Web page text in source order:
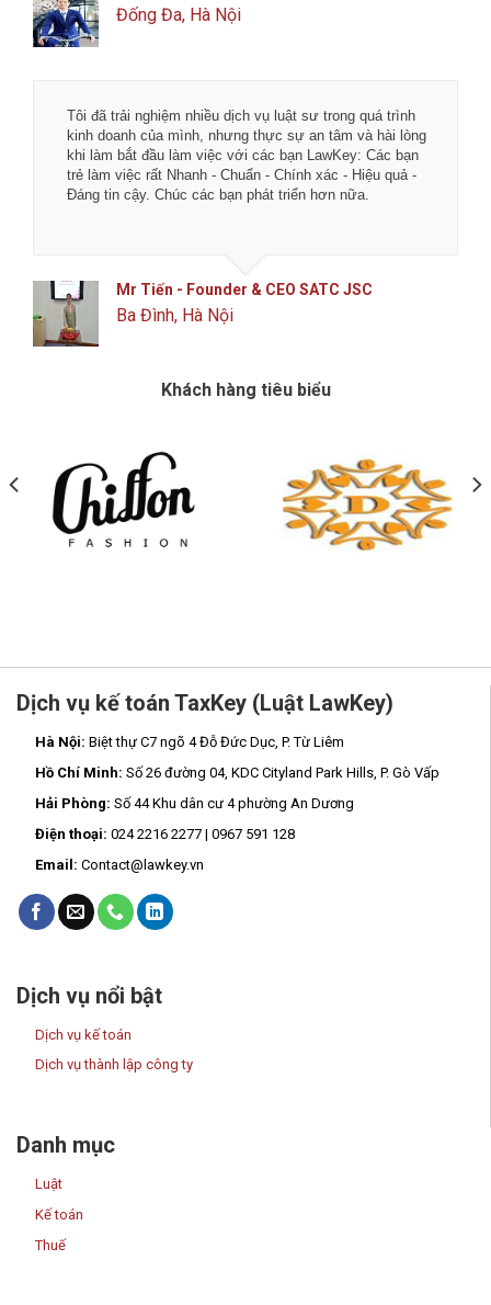
Đống Đa, Hà Nội
Tôi đã trải nghiệm nhiều dịch vụ luật sư trong quá trình
kinh doanh của mình, nhưng thực sự an tâm và hài lòng
khi làm bắt đầu làm việc với các bạn LawKey: Các bạn
trẻ làm việc rất Nhanh - Chuẩn - Chính xác - Hiệu quả -
Đáng tin cậy. Chúc các bạn phát triển hơn nữa.
Mr Tiến - Founder & CEO SATC JSC
Ba Đình, Hà Nội
Khách hàng tiêu biểu
Dịch vụ kế toán TaxKey (Luật LawKey)
Hà Nội: Biệt thự C7 ngõ 4 Đỗ Đức Dục, P. Từ Liêm
Hồ Chí Minh: Số 26 đường 04, KDC Cityland Park Hills, P. Gò Vấp
Hải Phòng: Số 44 Khu dân cư 4 phường An Dương
Điện thoại: 024 2216 2277 | 0967 591 128
Email: Contact@lawkey.vn
Dịch vụ nổi bật
Dịch vụ kế toán
Dịch vụ thành lập công ty
Danh mục
Luật
Kế toán
Thuế